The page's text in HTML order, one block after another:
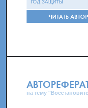
ГОД ЗАЩИТЫ
ЧИТАТЬ
на тему